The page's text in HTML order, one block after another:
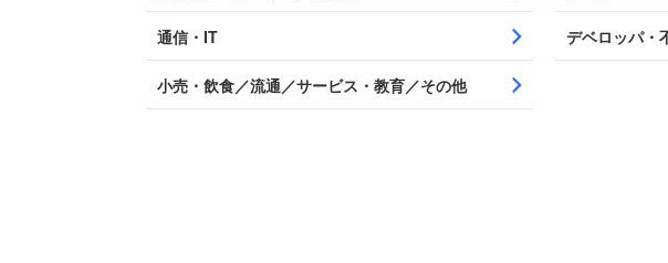
通信・IT デベロッパ・
小売・飲食／流通／サービス・教育／その他